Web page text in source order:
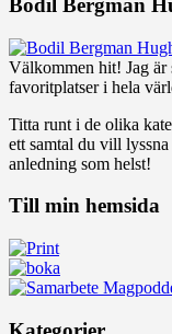
Bodil Bergman
Välkommen hit! Jag är
favoritplatser i hela
Titta runt i de olika
ett samtal du vill
anledning som helst!
Till min hemsida